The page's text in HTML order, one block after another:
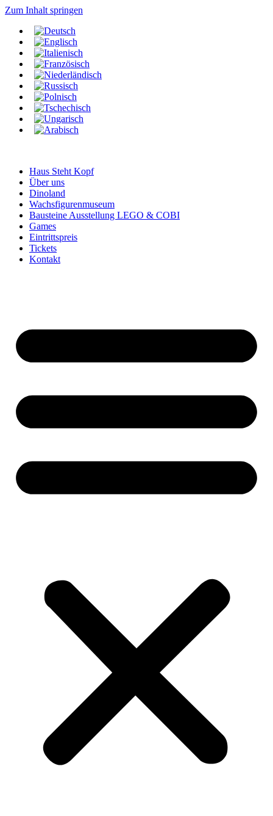
Zum Inhalt springen
Haus Steht Kopf
Über uns
Dinoland
Wachsfigurenmuseum
Bausteine Ausstellung LEGO & COBI
Games
Eintrittspreis
Tickets
Kontakt